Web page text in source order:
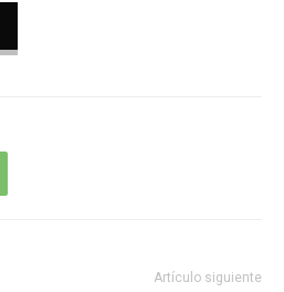
Artículo siguiente